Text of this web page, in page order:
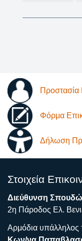
Φόρμα
Δήλωση
Στοιχεία
Διεύθυνση
2η Πάροδος Ελ.
Αρμόδια υπάλληλος